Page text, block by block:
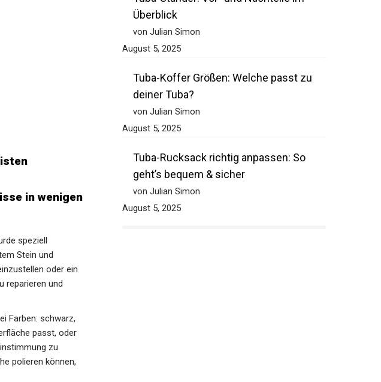
in
speziell
Stein und
oder ein
reparieren und
Farben: schwarz,
passt, oder
zu
polieren können,
Überblick
von Julian Simon
August 5, 2025
Tuba-Koffer Größen: Welche passt zu
deiner Tuba?
von Julian Simon
August 5, 2025
Tuba-Rucksack richtig anpassen: So
geht’s bequem & sicher
von Julian Simon
August 5, 2025